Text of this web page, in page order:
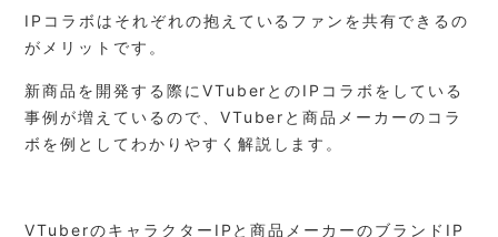
IPコラボはそれぞれの抱えているファンを共有できるの
がメリットです。
新商品を開発する際にVTuberとのIPコラボをしている
事例が増えているので、VTuberと商品メーカーのコラ
ボを例としてわかりやすく解説します。
VTuberのキャラクターIPと商品メーカーのブランドIP